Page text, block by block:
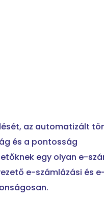
az automatizált
és a pontosság
egy olyan e-
e-számlázási és